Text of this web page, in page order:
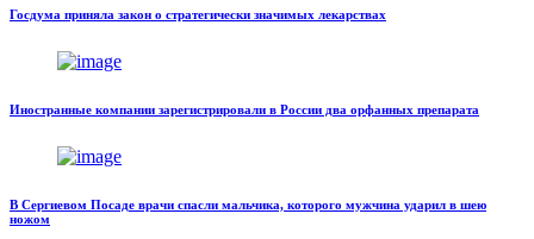
Госдума приняла закон о стратегически значимых лекарствах
Иностранные компании зарегистрировали в России два орфанных препарата
В Сергиевом Посаде врачи спасли мальчика, которого мужчина ударил в шею
ножом